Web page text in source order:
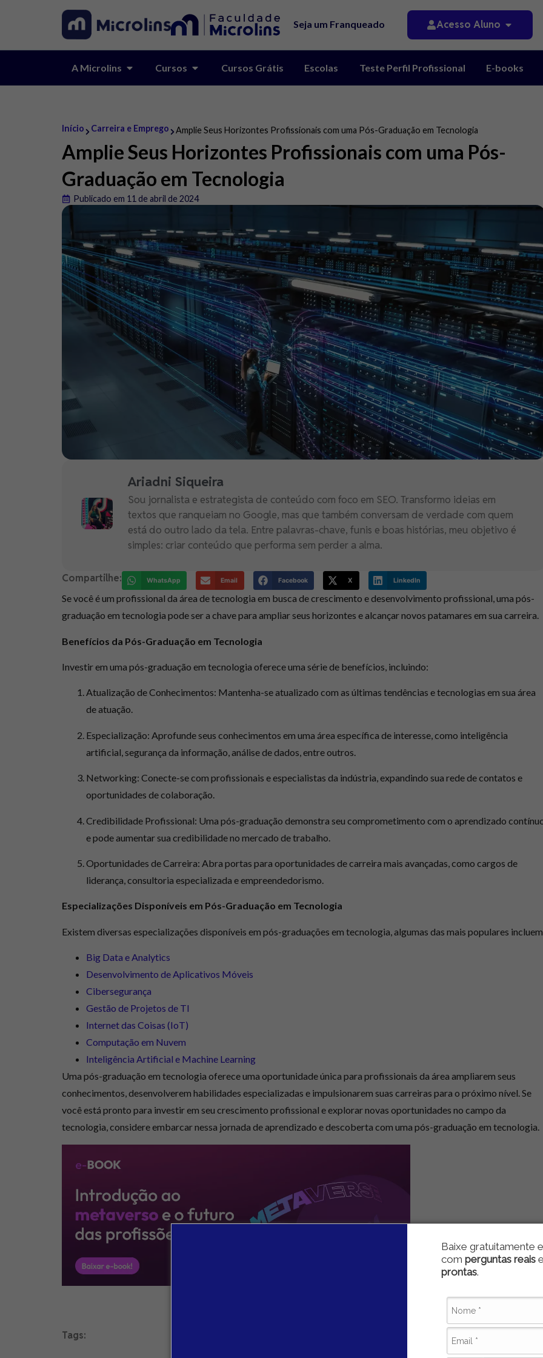
Baixe gratuitamente
com perguntas reais
prontas.
Seja um Franqueado Acesso Aluno
A Microlins Cursos Cursos Grátis Escolas Teste Perfil Profissional E-books
Início Carreira e Emprego Amplie Seus Horizontes Profissionais com uma Pós-Graduação em Tecnologia
Amplie Seus Horizontes Profissionais com uma Pós-
Graduação em Tecnologia
Publicado em 11 de abril de 2024
Ariadni Siqueira
Sou jornalista e estrategista de conteúdo com foco em SEO. Transformo ideias em
textos que ranqueiam no Google, mas que também conversam de verdade com quem
está do outro lado da tela. Entre palavras-chave, funis e boas histórias, meu objetivo é
simples: criar conteúdo que performa sem perder a alma.
Compartilhe: WhatsApp Email Facebook X LinkedIn
Se você é um profissional da área de tecnologia em busca de crescimento e desenvolvimento profissional, uma pós-
graduação em tecnologia pode ser a chave para ampliar seus horizontes e alcançar novos patamares em sua carreira.
Benefícios da Pós-Graduação em Tecnologia
Investir em uma pós-graduação em tecnologia oferece uma série de benefícios, incluindo:
Atualização de Conhecimentos: Mantenha-se atualizado com as últimas tendências e tecnologias em sua área
de atuação.
Especialização: Aprofunde seus conhecimentos em uma área específica de interesse, como inteligência
artificial, segurança da informação, análise de dados, entre outros.
Networking: Conecte-se com profissionais e especialistas da indústria, expandindo sua rede de contatos e
oportunidades de colaboração.
Credibilidade Profissional: Uma pós-graduação demonstra seu comprometimento com o aprendizado
e pode aumentar sua credibilidade no mercado de trabalho.
Oportunidades de Carreira: Abra portas para oportunidades de carreira mais avançadas, como cargos de
liderança, consultoria especializada e empreendedorismo.
Especializações Disponíveis em Pós-Graduação em Tecnologia
Existem diversas especializações disponíveis em pós-graduações em tecnologia, algumas das mais populares
Big Data e Analytics
Desenvolvimento de Aplicativos Móveis
Cibersegurança
Gestão de Projetos de TI
Internet das Coisas (IoT)
Computação em Nuvem
Inteligência Artificial e Machine Learning
Uma pós-graduação em tecnologia oferece uma oportunidade única para profissionais da área ampliarem seus
conhecimentos, desenvolverem habilidades especializadas e impulsionarem suas carreiras para o próximo nível. Se
você está pronto para investir em seu crescimento profissional e explorar novas oportunidades no campo da
tecnologia, considere embarcar nessa jornada de aprendizado e descoberta com uma pós-graduação em tecnologia.
Tags: